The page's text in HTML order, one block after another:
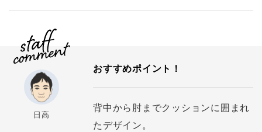
日高
おすすめポイント！
背中から肘までクッションに囲まれ
たデザイン。